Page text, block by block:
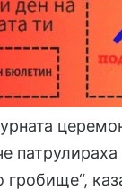
патрулираха
гробище“,